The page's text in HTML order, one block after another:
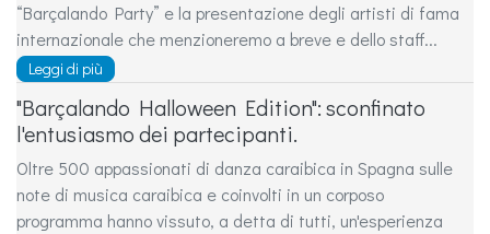
“Barçalando Party” e la presentazione degli artisti di fama
internazionale che menzioneremo a breve e dello staff...
Leggi di più
"Barçalando Halloween Edition": sconfinato
l'entusiasmo dei partecipanti.
Oltre 500 appassionati di danza caraibica in Spagna sulle
note di musica caraibica e coinvolti in un corposo
programma hanno vissuto, a detta di tutti, un'esperienza